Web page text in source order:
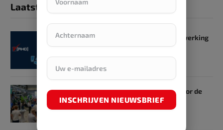
Laatst toegevoegd
SKZ en RHD GmbH starten samenwerking
op het gebied van onderwijs
SKZ Plastics Center nodigt u uit voor de
Netwerkweek
INSCHRIJVEN NIEUWSBRIEF